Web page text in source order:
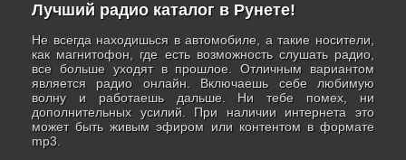
Лучший радио каталог в Рунете!
Не всегда находишься в автомобиле, а такие носители,
как магнитофон, где есть возможность слушать радио,
все больше уходят в прошлое. Отличным вариантом
является радио онлайн. Включаешь себе любимую
волну и работаешь дальше. Ни тебе помех, ни
дополнительных усилий. При наличии интернета это
может быть живым эфиром или контентом в формате
mp3.